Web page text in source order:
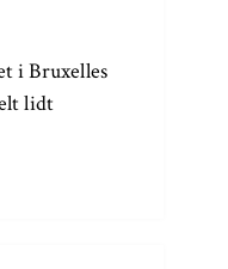
i Bruxelles
lidt